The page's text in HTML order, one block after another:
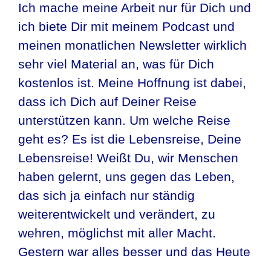
Ich mache meine Arbeit nur für Dich und
ich biete Dir mit meinem Podcast und
meinen monatlichen Newsletter wirklich
sehr viel Material an, was für Dich
kostenlos ist. Meine Hoffnung ist dabei,
dass ich Dich auf Deiner Reise
unterstützen kann. Um welche Reise
geht es? Es ist die Lebensreise, Deine
Lebensreise! Weißt Du, wir Menschen
haben gelernt, uns gegen das Leben,
das sich ja einfach nur ständig
weiterentwickelt und verändert, zu
wehren, möglichst mit aller Macht.
Gestern war alles besser und das Heute